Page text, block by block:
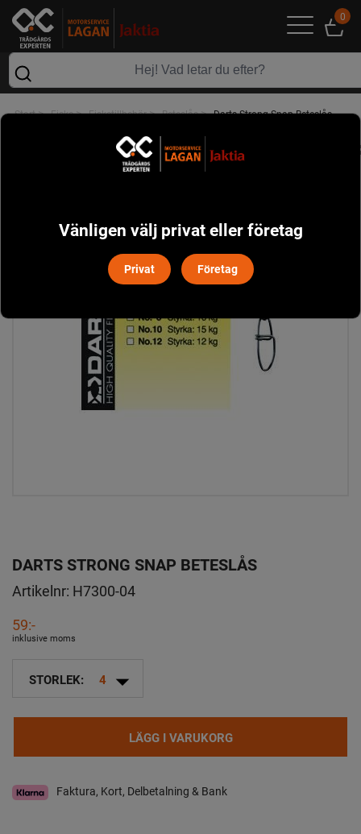
0
Start> Fiske> Fisketillbehör> Beteslås> Darts Strong Snap Beteslås
DARTS STRONG SNAP BETESLÅS
Artikelnr: H7300-04
59:-
inklusive moms
STORLEK: 4 arrow_drop_down
LÄGG I VARUKORG
Faktura, Kort, Delbetalning & Bank
Vänligen välj privat eller företag
Privat Företag